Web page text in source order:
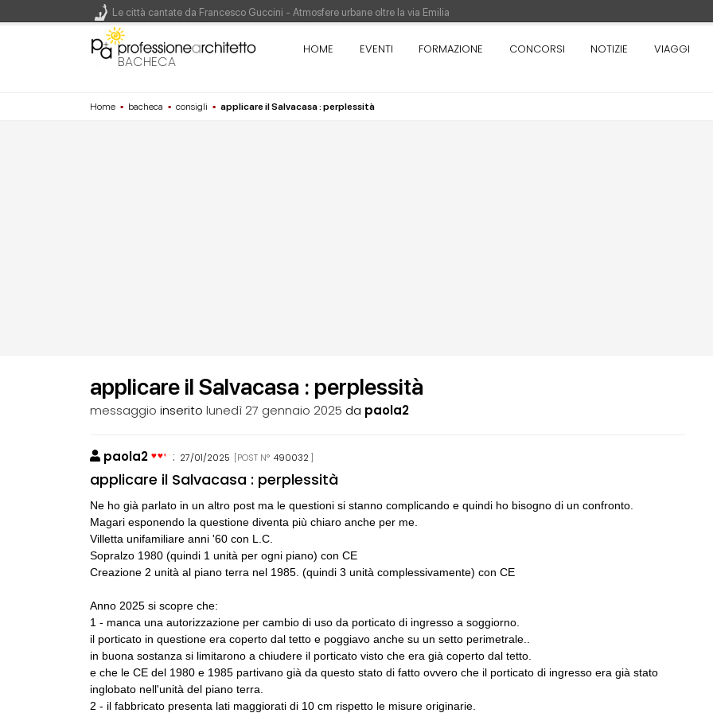
BACHECA
HOME EVENTI FORMAZIONE CONCORSI NOTIZIE VIAGGI
Home ▪ bacheca ▪ consigli ▪ applicare il Salvacasa : perplessità
applicare il Salvacasa : perplessità
messaggio inseritolunedì 27 gennaio 2025 da paola2
paola2 : 27/01/2025 [POST N° 490032]
applicare il Salvacasa : perplessità
Ne ho già parlato in un altro post ma le questioni si stanno complicando e quindi ho bisogno di un confronto.
Magari esponendo la questione diventa più chiaro anche per me.
Villetta unifamiliare anni '60 con L.C.
Sopralzo 1980 (quindi 1 unità per ogni piano) con CE
Creazione 2 unità al piano terra nel 1985. (quindi 3 unità complessivamente) con CE
Anno 2025 si scopre che:
1 - manca una autorizzazione per cambio di uso da porticato di ingresso a soggiorno.
il porticato in questione era coperto dal tetto e poggiavo anche su un setto perimetrale..
in buona sostanza si limitarono a chiudere il porticato visto che era già coperto dal tetto.
e che le CE del 1980 e 1985 partivano già da questo stato di fatto ovvero che il porticato di ingresso era già stato
inglobato nell'unità del piano terra.
2 - il fabbricato presenta lati maggiorati di 10 cm rispetto le misure originarie.
p CONSIGLI
spulciando qua e là... vecchia pratica
M CONSIGLI
s.u per diverso spessore muri e ...
S 08
CONSIGLI
Preventivo per Direzione Lavori edili S Frazionamento immobile
Le città cantate da Francesco Guccini - Atmosfere urbane oltre la via Emilia
Renzo Piano World Tour 2026, ottava edizione in partenza. Rotta verso Ovest - Europa, Stati Uniti e Canada | 22 agosto > 30